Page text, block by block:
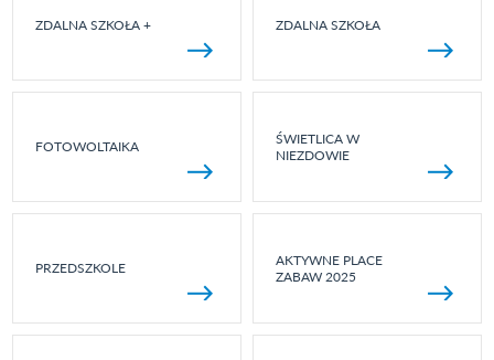
ZDALNA SZKOŁA + ZDALNA SZKOŁA
FOTOWOLTAIKA
ŚWIETLICA W
NIEZDOWIE
PRZEDSZKOLE
AKTYWNE PLACE
ZABAW 2025